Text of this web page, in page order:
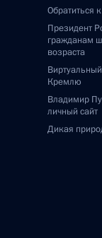
Обратиться
Президент
гражданам
возраста
Кремлю
Владимир
личный сайт
Дикая